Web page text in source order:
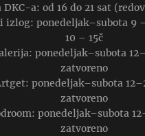
DKC-a: od 16 do 21 sat
izlog: ponedeljak–subota 9
10 – 15č
ponedeljak–subota
zatvoreno
ponedeljak–subota
zatvoreno
ponedeljak–subota
zatvoreno